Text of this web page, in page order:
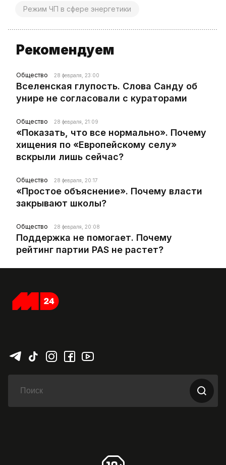
Режим ЧП в сфере энергетики
Рекомендуем
Общество 28 февраля, 23:00
Вселенская глупость. Слова Санду об
унире не согласовали с кураторами
Общество 28 февраля, 21:09
«Показать, что все нормально». Почему
хищения по «Европейскому селу»
вскрыли лишь сейчас?
Общество 28 февраля, 20:17
«Простое объяснение». Почему власти
закрывают школы?
Общество 28 февраля, 20:08
Поддержка не помогает. Почему
рейтинг партии PAS не растет?